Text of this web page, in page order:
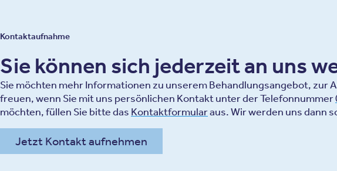
Kontaktaufnahme
Sie können sich jederzeit an uns
Sie möchten mehr Informationen zu unserem Behandlungsangebot, zur
freuen, wenn Sie mit uns persönlichen Kontakt unter der Telefonnummer
möchten, füllen Sie bitte das Kontaktformularaus. Wir werden uns dann
Jetzt Kontakt aufnehmen